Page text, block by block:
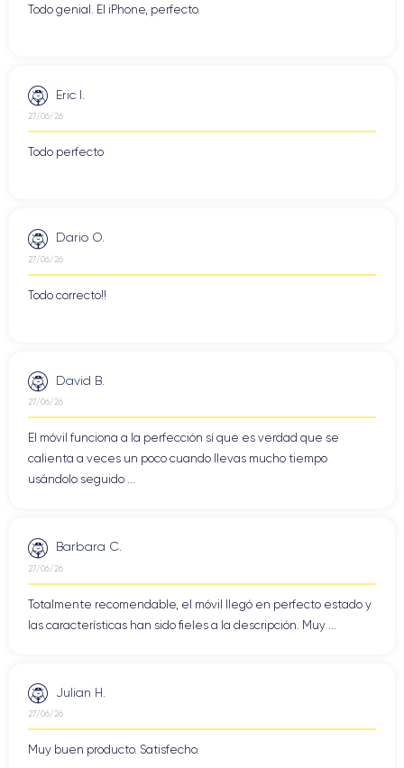
Todo genial. El iPhone, perfecto.
Eric I.
27/06/26
Todo perfecto
Dario O.
27/06/26
Todo correcto!!
David B.
27/06/26
El móvil funciona a la perfección sí que es verdad que se
calienta a veces un poco cuando llevas mucho tiempo
usándolo seguido ...
Barbara C.
27/06/26
Totalmente recomendable, el móvil llegó en perfecto estado y
las características han sido fieles a la descripción. Muy ...
Julian H.
27/06/26
Muy buen producto. Satisfecho.